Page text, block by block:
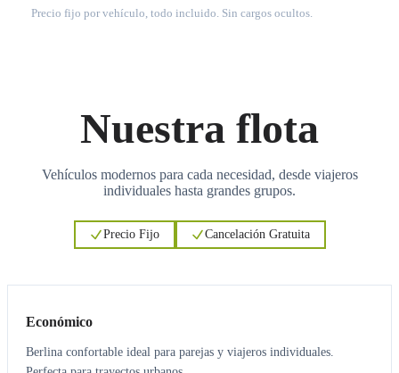
Precio fijo por vehículo, todo incluido. Sin cargos ocultos.
Nuestra flota
Vehículos modernos para cada necesidad, desde viajeros
individuales hasta grandes grupos.
Precio Fijo Cancelación Gratuita
Económico
Berlina confortable ideal para parejas y viajeros individuales.